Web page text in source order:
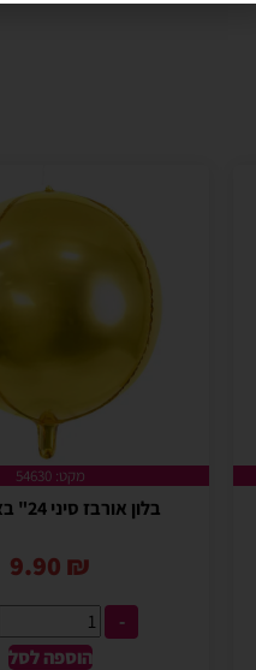
מקט: 54630
בלון אורבז סיני 24" בצבע זהב
9.90 ₪
-
הוספה לסל